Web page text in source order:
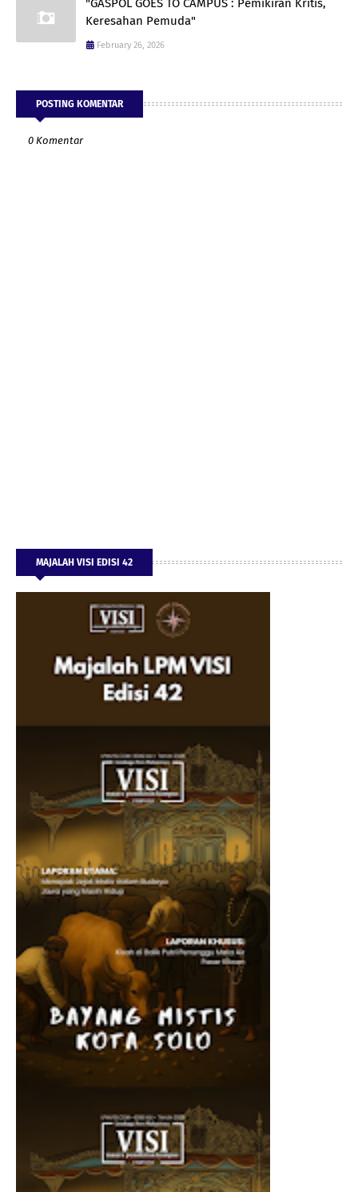
"GASPOL GOES TO CAMPUS : Pemikiran Kritis,
Keresahan Pemuda"
February 26, 2026
POSTING KOMENTAR
0 Komentar
MAJALAH VISI EDISI 42